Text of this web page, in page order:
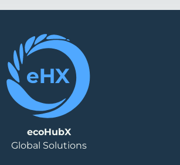
ecoHubX
Global Solutions